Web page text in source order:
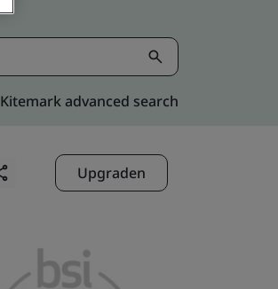
Kitemark advanced search
Upgraden